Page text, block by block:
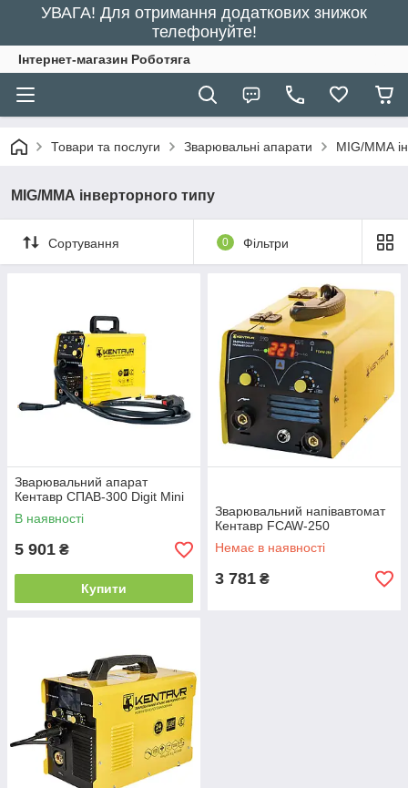
УВАГА! Для отримання додаткових знижок
телефонуйте!
Інтернет-магазин Роботяга
Товари та послуги Зварювальні апарати MIG/ММА
MIG/ММА інверторного типу
Сортування 0 Фільтри
Зварювальний апарат
Кентавр СПАВ-300 Digit Mini
В наявності
5 901 ₴
Купити
Зварювальний напівавтомат
Кентавр FCAW-250
Немає в наявності
3 781 ₴